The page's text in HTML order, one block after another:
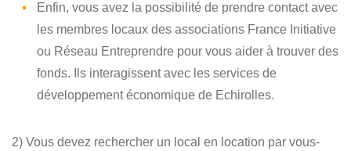
Enfin, vous avez la possibilité de prendre contact avec
les membres locaux des associations France Initiative
ou Réseau Entreprendre pour vous aider à trouver des
fonds. Ils interagissent avec les services de
développement économique de Echirolles.
2) Vous devez rechercher un local en location par vous-